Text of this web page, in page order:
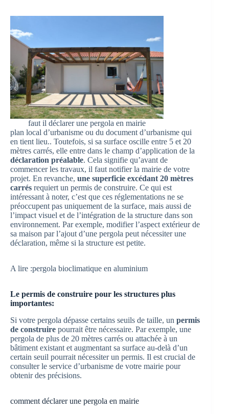
faut il déclarer une pergola en mairie
plan local d’urbanisme ou du document d’urbanisme qui
en tient lieu.. Toutefois, si sa surface oscille entre 5 et 20
mètres carrés, elle entre dans le champ d’application de la
déclaration préalable. Cela signifie qu’avant de
commencer les travaux, il faut notifier la mairie de votre
projet. En revanche, une superficie excédant 20 mètres
carrés requiert un permis de construire. Ce qui est
intéressant à noter, c’est que ces réglementations ne se
préoccupent pas uniquement de la surface, mais aussi de
l’impact visuel et de l’intégration de la structure dans son
environnement. Par exemple, modifier l’aspect extérieur de
sa maison par l’ajout d’une pergola peut nécessiter une
déclaration, même si la structure est petite.
A lire :pergola bioclimatique en aluminium
Le permis de construire pour les structures plus
importantes:
Si votre pergola dépasse certains seuils de taille, un permis
de construire pourrait être nécessaire. Par exemple, une
pergola de plus de 20 mètres carrés ou attachée à un
bâtiment existant et augmentant sa surface au-delà d’un
certain seuil pourrait nécessiter un permis. Il est crucial de
consulter le service d’urbanisme de votre mairie pour
obtenir des précisions.
comment déclarer une pergola en mairie